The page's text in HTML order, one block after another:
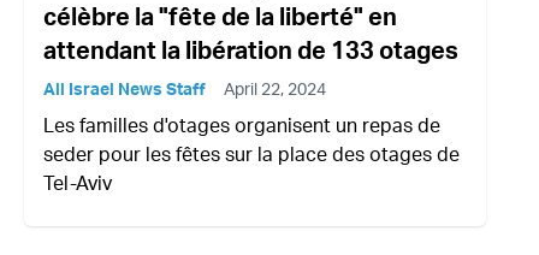
célèbre la "fête de la liberté" en
attendant la libération de 133 otages
All Israel News Staff April 22, 2024
Les familles d'otages organisent un repas de
seder pour les fêtes sur la place des otages de
Tel-Aviv